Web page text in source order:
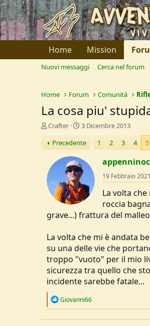
Home Mission
Nuovi messaggi Cerca nel forum
Home Forum Comunità
La cosa piu'
C
e
a
o
e
D
s
u
s
s
i
o
n
Crafter
D
t
a
d
i
I
n
i
i
3 Dicembre 2013
Precedente
1 2 3 4 5
19 Febbraio 2021
La volta
roccia
grave...) frattura del
La volta che mi è andata
su una delle vie che
troppo "vuoto" per il mio
sicurezza tra quello che
incidente sarebbe fatale...
R
Giovanni66